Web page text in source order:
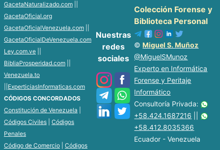
GacetaNaturalizado.com
GacetaOficial.org
GacetaOficialVenezuela.com
GacetaOficialDeVenezuela.com
Ley.com.ve
BibliaProsperidad.com
Venezuela.to
ExperticiasInformaticas.com
CÓDIGOS CONCORDADOS
Constitución de Venezuela
Códigos Civiles
Códigos
Penales
Código de Comercio
Códigos
Nuestras
redes
sociales
Colección Forense y
Biblioteca Personal
©Miguel S. Muñoz
@MiguelSMunoz
Experto en Informática
Forense y Peritaje
Informático
Consultoría Privada:
+58.424.1687216
+58.412.8035366
Ecuador - Venezuela